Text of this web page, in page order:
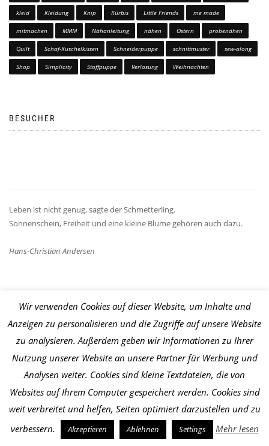
kleid Kleidung Knip Kürbis Little Friends me made
mitmachen MMM Nähanleitung nähen Ostern probenähen
Quilt Schaf-Kuschelkissen Schneiderpuppe schnittmuster sew-along
Shop Simplicity Stoffpuppe Verlosung Weihnachten
BESUCHER
Leben ist nicht genug, sagte der Schmetterling.
Sonnenschein, Freiheit und eine kleine Blume gehören auch dazu.
Hans-Christian Andersen
Mein Konto
RECHTLICHES & CO.
Zahlungsarten
Impressum
Wir verwenden Cookies auf dieser Website, um Inhalte und
Anzeigen zu personalisieren und die Zugriffe auf unsere Website
zu analysieren. Außerdem geben wir Informationen zu Ihrer
Nutzung unserer Website an unsere Partner für Werbung und
Analysen weiter. Cookies sind kleine Textdateien, die von
Websites auf Ihrem Computer gespeichert werden. Cookies sind
weit verbreitet und helfen, Seiten optimiert darzustellen und zu
verbessern.
Akzeptieren Ablehnen Settings Mehr lesen